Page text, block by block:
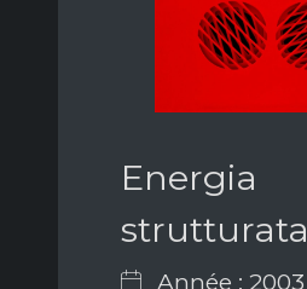
Energia
strutturata
Année : 2003